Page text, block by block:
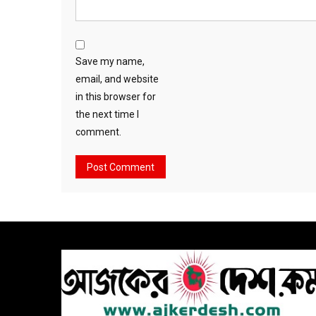
Save my name,
email, and website
in this browser for
the next time I
comment.